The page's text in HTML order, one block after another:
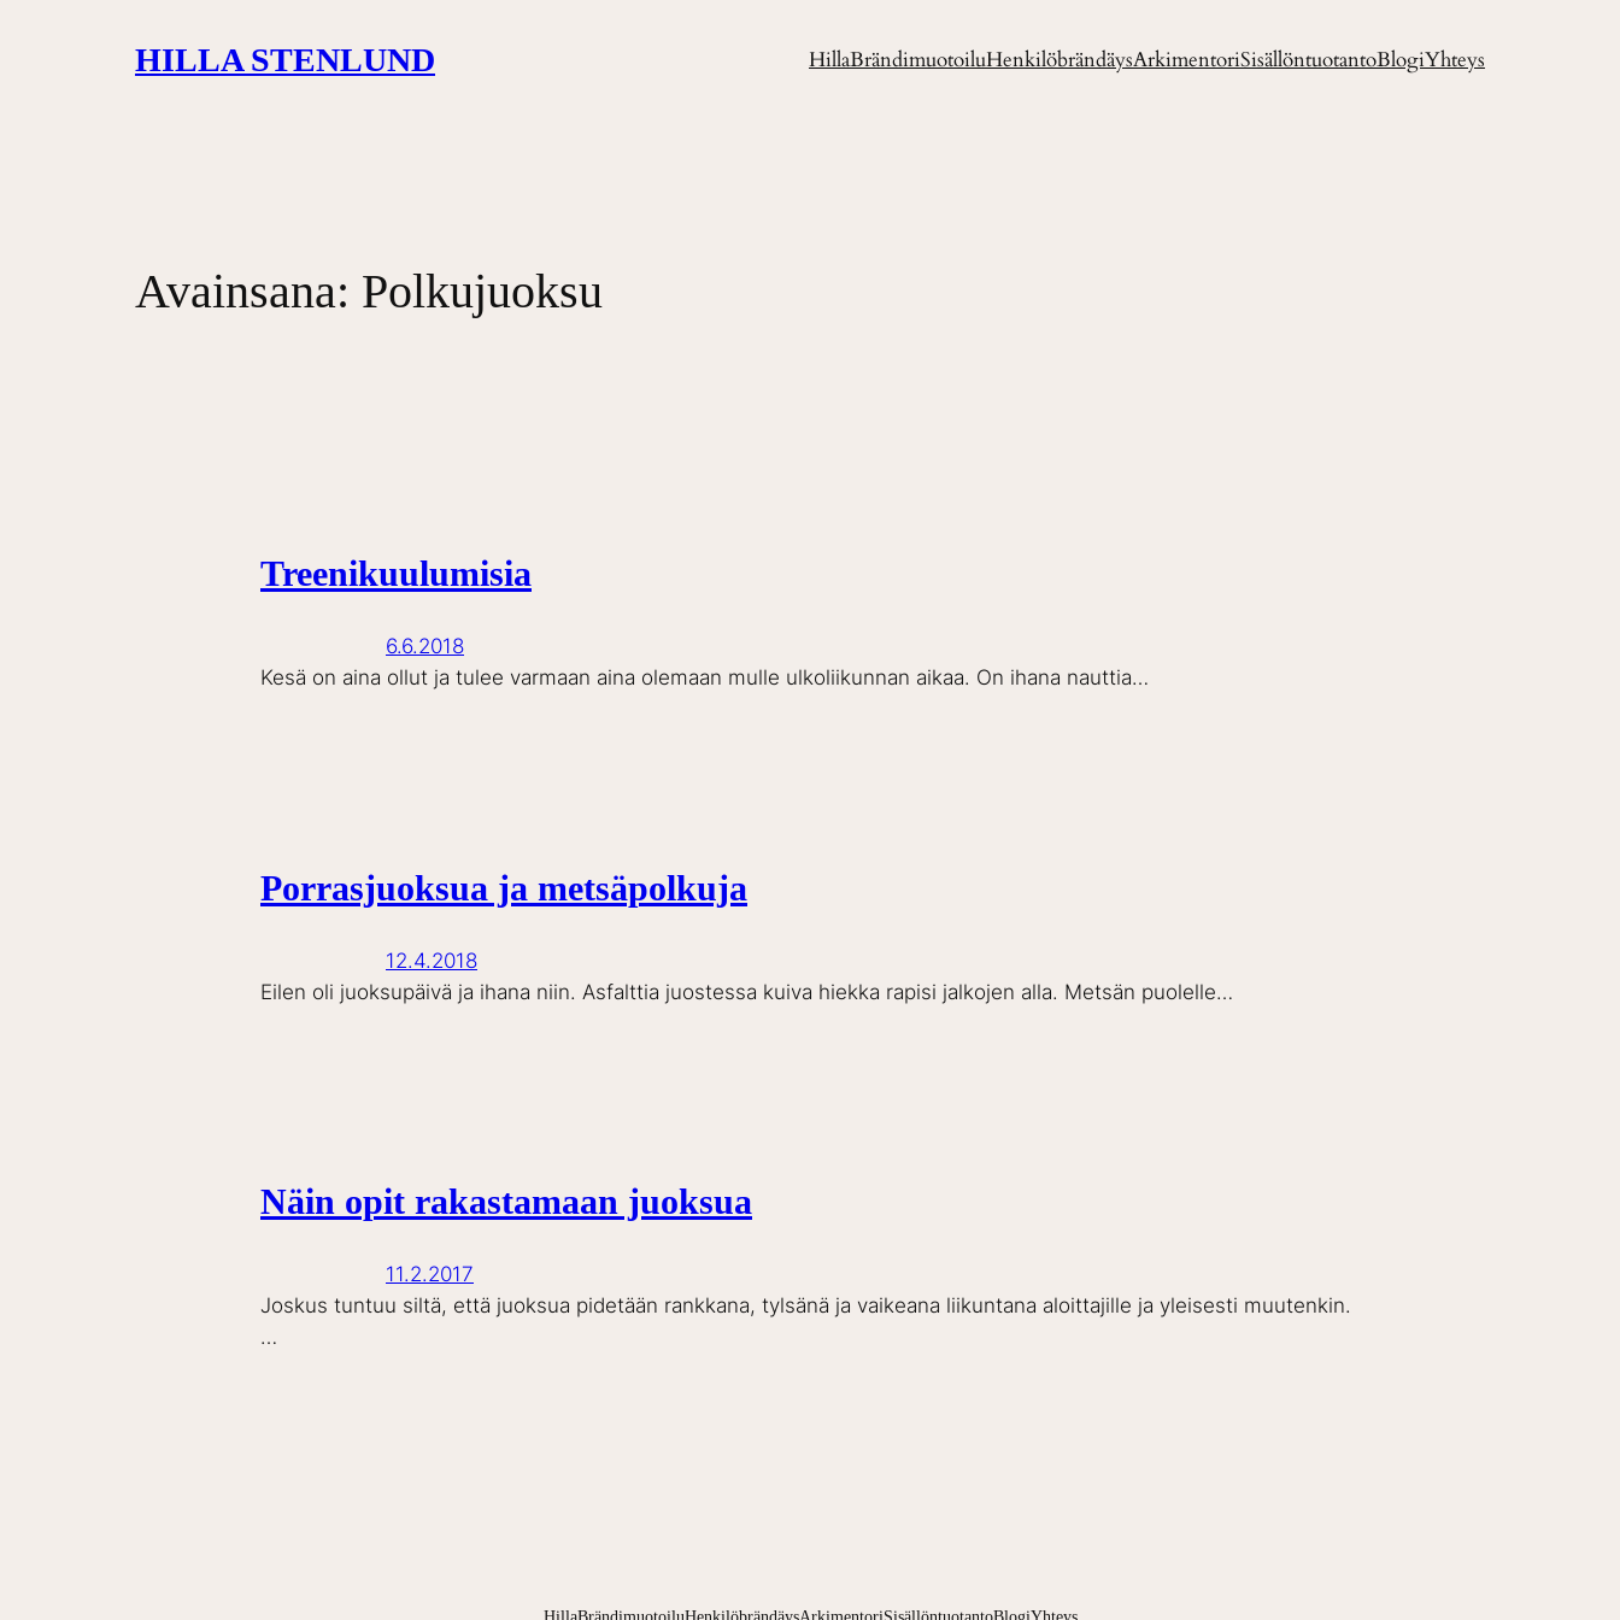
HILLA STENLUND HillaBrändimuotoiluHenkilöbrändäysArkimentoriSisällöntuotantoBlogiYhteys
Avainsana: Polkujuoksu
Treenikuulumisia
6.6.2018
Kesä on aina ollut ja tulee varmaan aina olemaan mulle ulkoliikunnan aikaa. On ihana nauttia…
Porrasjuoksua ja metsäpolkuja
12.4.2018
Eilen oli juoksupäivä ja ihana niin. Asfalttia juostessa kuiva hiekka rapisi jalkojen alla. Metsän puolelle…
Näin opit rakastamaan juoksua
11.2.2017
Joskus tuntuu siltä, että juoksua pidetään rankkana, tylsänä ja vaikeana liikuntana aloittajille ja yleisesti muutenkin.
…